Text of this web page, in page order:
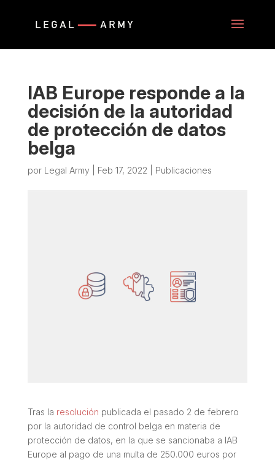
IAB Europe responde a la
decisión de la autoridad
de protección de datos
belga
por Legal Army Feb 17, 2022 Publicaciones
Tras la resolución publicada el pasado 2 de febrero
por la autoridad de control belga en materia de
protección de datos, en la que se sancionaba a IAB
Europe al pago de una multa de 250.000 euros por